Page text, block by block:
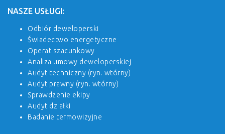
NASZE USŁUGI:
Odbiór deweloperski
Świadectwo energetyczne
Operat szacunkowy
Analiza umowy deweloperskiej
Audyt techniczny (ryn. wtórny)
Audyt prawny (ryn. wtórny)
Sprawdzenie ekipy
Audyt działki
Badanie termowizyjne